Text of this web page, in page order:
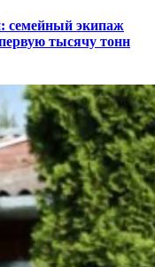
семейный экипаж
тысячу тонн